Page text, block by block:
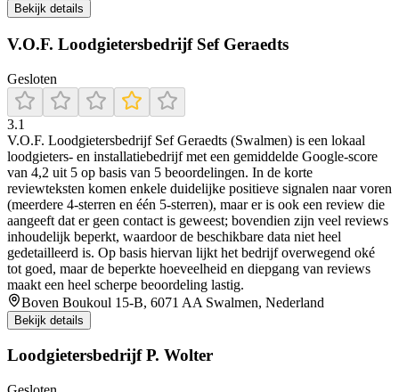
Bekijk details
V.O.F. Loodgietersbedrijf Sef Geraedts
Gesloten
3.1
V.O.F. Loodgietersbedrijf Sef Geraedts (Swalmen) is een lokaal
loodgieters- en installatiebedrijf met een gemiddelde Google-score
van 4,2 uit 5 op basis van 5 beoordelingen. In de korte
reviewteksten komen enkele duidelijke positieve signalen naar voren
(meerdere 4-sterren en één 5-sterren), maar er is ook een review die
aangeeft dat er geen contact is geweest; bovendien zijn veel reviews
inhoudelijk beperkt, waardoor de beschikbare data niet heel
gedetailleerd is. Op basis hiervan lijkt het bedrijf overwegend oké
tot goed, maar de beperkte hoeveelheid en diepgang van reviews
maakt een heel scherpe beoordeling lastig.
Boven Boukoul 15-B, 6071 AA Swalmen, Nederland
Bekijk details
Loodgietersbedrijf P. Wolter